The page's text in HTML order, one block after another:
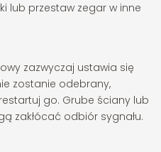
lub przestaw zegar w inne
zazwyczaj ustawia się
zostanie odebrany,
go. Grube ściany lub
zakłócać odbiór sygnału.